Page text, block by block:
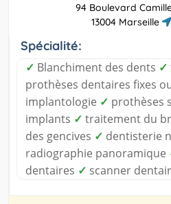
94 Boulevard
13004 Marseille
Spécialité:
✓ Blanchiment des dents ✓
prothèses dentaires fixes
implantologie ✓ prothèses
implants ✓ traitement du
des gencives ✓ dentisterie
radiographie panoramique
dentaires ✓ scanner